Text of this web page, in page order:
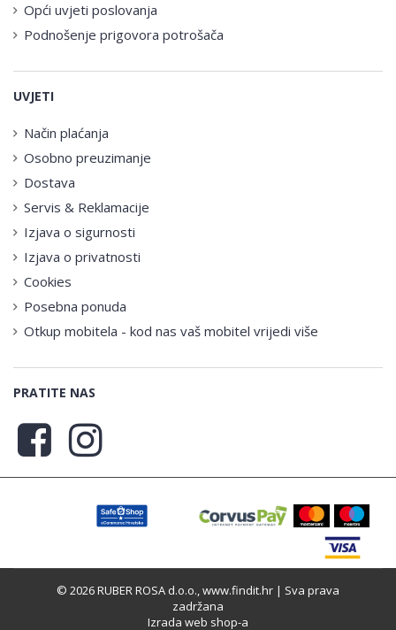
Opći uvjeti poslovanja
Podnošenje prigovora potrošača
UVJETI
Način plaćanja
Osobno preuzimanje
Dostava
Servis & Reklamacije
Izjava o sigurnosti
Izjava o privatnosti
Cookies
Posebna ponuda
Otkup mobitela - kod nas vaš mobitel vrijedi više
PRATITE NAS
© 2026 RUBER ROSA d.o.o., www.findit.hr | Sva prava
zadržana
Izrada web shop-a